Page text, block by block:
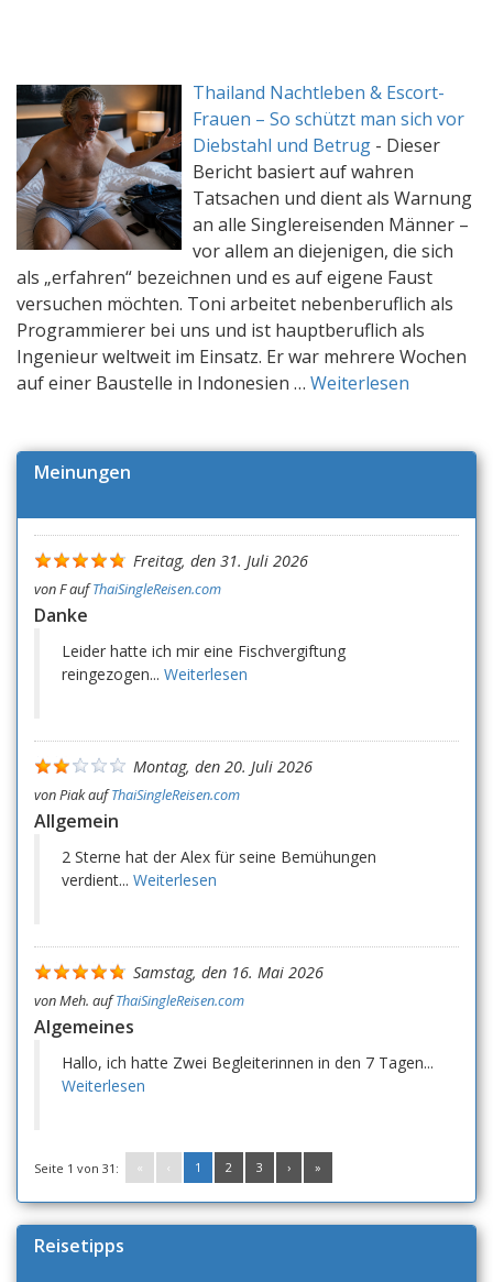
Thailand Nachtleben & Escort-
Frauen – So schützt man sich vor
Diebstahl und Betrug - Dieser
Bericht basiert auf wahren
Tatsachen und dient als Warnung
an alle Singlereisenden Männer –
vor allem an diejenigen, die sich
als „erfahren“ bezeichnen und es auf eigene Faust
versuchen möchten. Toni arbeitet nebenberuflich als
Programmierer bei uns und ist hauptberuflich als
Ingenieur weltweit im Einsatz. Er war mehrere Wochen
auf einer Baustelle in Indonesien … Weiterlesen
Meinungen
Freitag, den 31. Juli 2026
vonFaufThaiSingleReisen.com
Danke
Leider hatte ich mir eine Fischvergiftung
reingezogen... Weiterlesen
Montag, den 20. Juli 2026
vonPiakaufThaiSingleReisen.com
Allgemein
2 Sterne hat der Alex für seine Bemühungen
verdient... Weiterlesen
Samstag, den 16. Mai 2026
vonMeh. aufThaiSingleReisen.com
Algemeines
Hallo, ich hatte Zwei Begleiterinnen in den 7 Tagen...
Weiterlesen
Seite 1 von 31: « ‹ 1 2 3 › »
Reisetipps